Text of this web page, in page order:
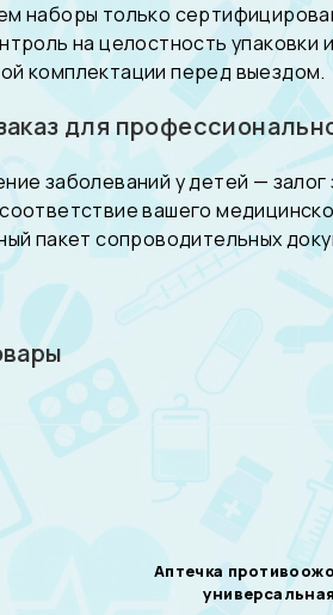
наборы только
на целостность
комплектации перед выездом.
для
заболеваний у детей —
вашего
пакет сопроводительных
Аптечка
универсальная